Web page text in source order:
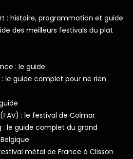
: histoire, programmation et guide
des meilleurs festivals du plat
: le guide
le guide complet pour ne rien
: le festival de Colmar
: le guide complet du grand
métal de France à Clisson